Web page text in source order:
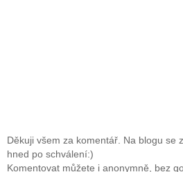
Děkuji všem za komentář. Na blogu se
hned po schválení:)
Komentovat můžete i anonymně, bez